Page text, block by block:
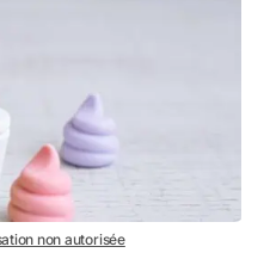
non autorisée